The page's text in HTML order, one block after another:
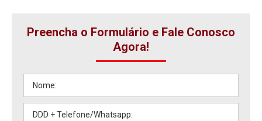
Preencha o Formulário e Fale Conosco
Agora!